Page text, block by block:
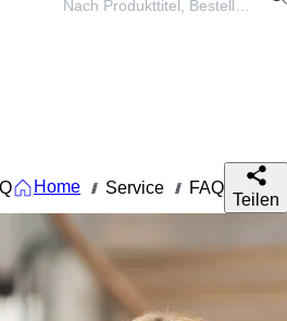
Home /// Service /// FAQ
Teilen